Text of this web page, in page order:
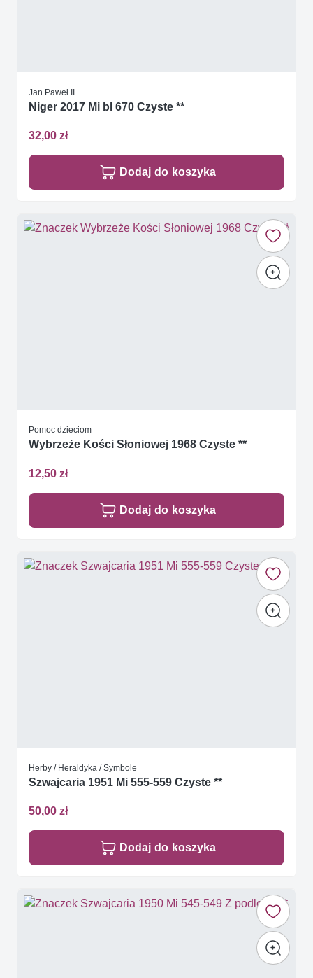
Jan Paweł II
Niger 2017 Mi bl 670 Czyste **
32,00 zł
Dodaj do koszyka
Pomoc dzieciom
Wybrzeże Kości Słoniowej 1968 Czyste **
12,50 zł
Dodaj do koszyka
Herby / Heraldyka / Symbole
Szwajcaria 1951 Mi 555-559 Czyste **
50,00 zł
Dodaj do koszyka